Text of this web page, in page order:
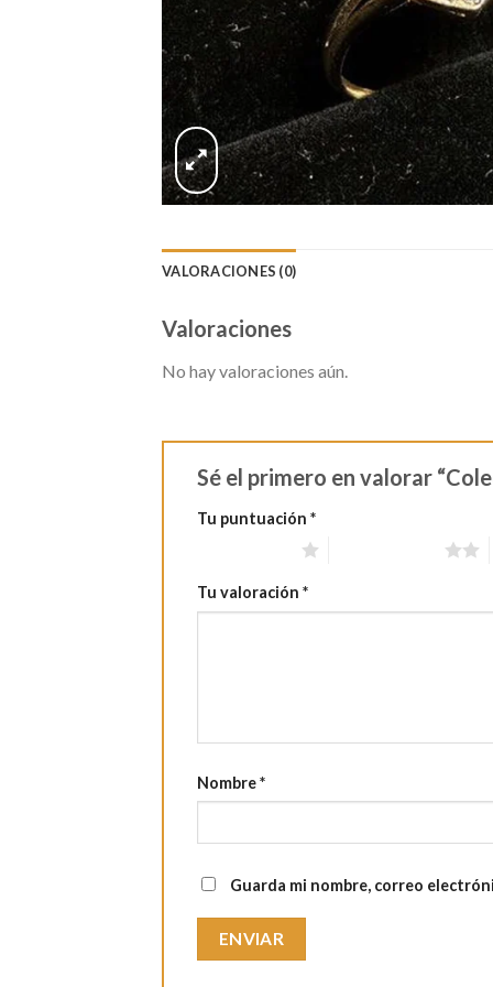
VALORACIONES (0)
Valoraciones
No hay valoraciones aún.
Sé el primero en valorar
Tu puntuación *
Tu valoración *
Nombre*
Guarda mi nombre, correo